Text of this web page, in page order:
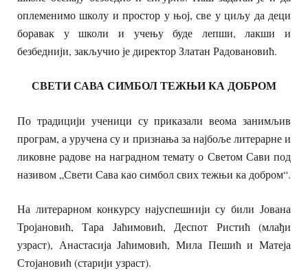
оплеменимо школу и простор у њој, све у циљу да деци
боравак у школи и учењу буде лепши, лакши и
безбеднији, закључио је директор Златан Радовановић.
СВЕТИ САВА СИМБОЛ ТЕЖЊИ КА ДОБРОМ
По традицији ученици су приказали веома занимљив
програм, а уручена су и признања за најбоље литерарне и
ликовне радове на наградном темату о Светом Сави под
називом „Свети Сава као симбол свих тежњи ка добром“.
На литерарном конкурсу најуспешнији су били Јована
Тројановић, Тара Јаћимовић, Деспот Ристић (млађи
узраст), Анастасија Јаћимовић, Мила Пешић и Матеја
Стојановић (старији узраст).